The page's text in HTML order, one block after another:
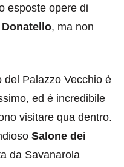
esposte opere di
, ma non
del Palazzo Vecchio è
ed è incredibile
visitare qua dentro.
Salone dei
da Savanarola